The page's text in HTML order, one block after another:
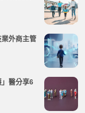
外商主管
醫分享6